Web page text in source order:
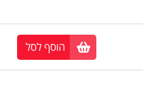
הוסף לסל